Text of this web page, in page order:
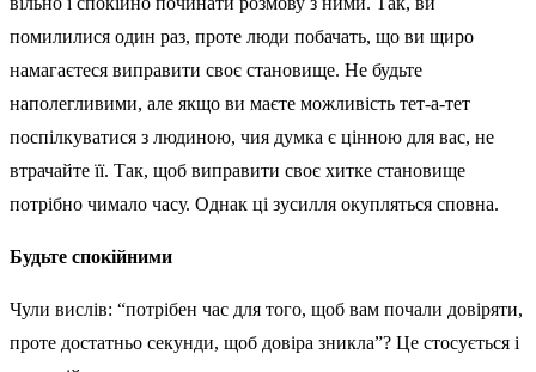
помилилися один раз, проте люди побачать, що ви щиро
намагаєтеся виправити своє становище. Не будьте
наполегливими, але якщо ви маєте можливість тет-а-тет
поспілкуватися з людиною, чия думка є цінною для вас, не
втрачайте її. Так, щоб виправити своє хитке становище
потрібно чимало часу. Однак ці зусилля окупляться сповна.
Будьте спокійними
Чули вислів: “потрібен час для того, щоб вам почали довіряти,
проте достатньо секунди, щоб довіра зникла”? Це стосується і